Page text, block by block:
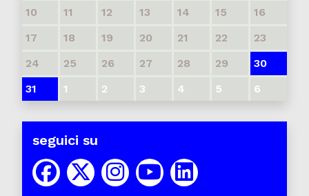
10
11 12 13 14 15
16
17
18 19 20 21 22
23
24
25 26 27 28 29
30
31
1 2 3 4 5 6
seguici su